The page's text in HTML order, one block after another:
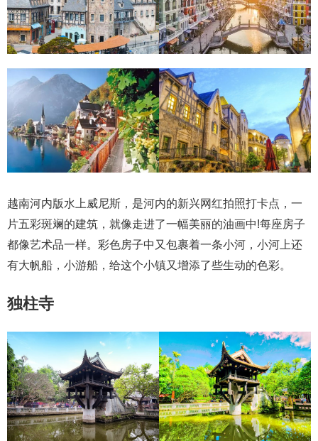
越南河内版水上威尼斯，是河内的新兴网红拍照打卡点，一
片五彩斑斓的建筑，就像走进了一幅美丽的油画中!每座房子
都像艺术品一样。彩色房子中又包裹着一条小河，小河上还
有大帆船，小游船，给这个小镇又增添了些生动的色彩。
独柱寺